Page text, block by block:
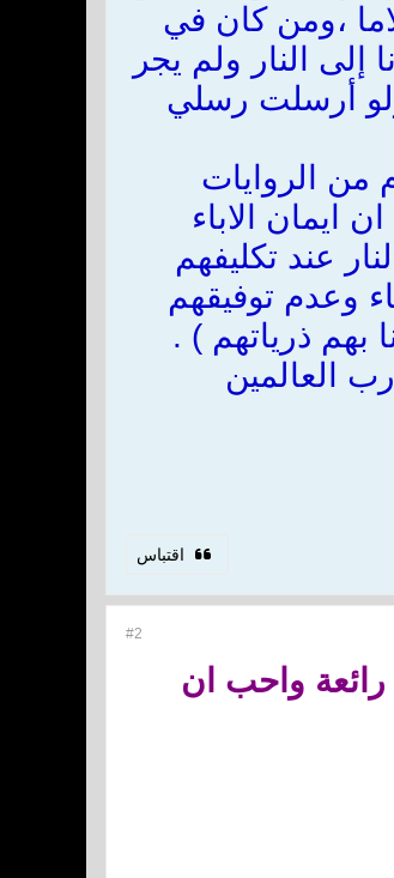
،ومن كان في
إلى النار ولم يجر
ولو أرسلت رسلي
من الروايات
ايمان الاباء
عند تكليفهم
وعدم توفيقهم
بهم ذرياتهم ) .
العالمين
اقتباس
#2
واحب ان